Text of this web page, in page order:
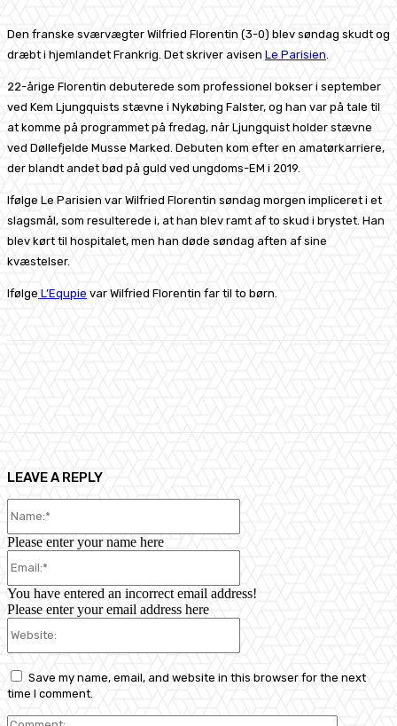
Den franske sværvægter Wilfried Florentin (3-0) blev søndag skudt og
dræbt i hjemlandet Frankrig. Det skriver avisen Le Parisien
22-årige Florentin debuterede som professionel bokser i september
ved Kem Ljungquists stævne i Nykøbing Falster, og han var på tale til
at komme på programmet på fredag, når Ljungquist holder stævne
ved Døllefjelde Musse Marked. Debuten kom efter en amatørkarriere,
der blandt andet bød på guld ved ungdoms-EM i 2019.
Ifølge Le Parisien var Wilfried Florentin søndag morgen impliceret i et
slagsmål, som resulterede i, at han blev ramt af to skud i brystet. Han
blev kørt til hospitalet, men han døde søndag aften af sine
kvæstelser.
Ifølge L’Equpie var Wilfried Florentin far til to børn.
LEAVE A REPLY
Please enter your name here
You have entered an incorrect email address!
Please enter your email address here
Save my name, email, and website in this browser for the next
time I comment.